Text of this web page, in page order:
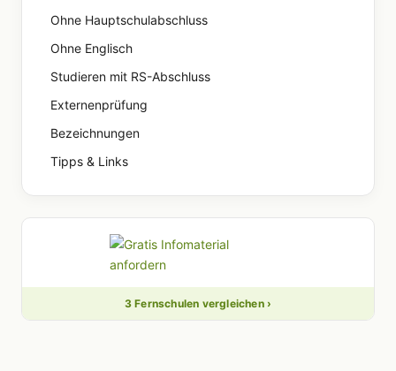
Ohne Hauptschulabschluss
Ohne Englisch
Studieren mit RS-Abschluss
Externenprüfung
Bezeichnungen
Tipps & Links
3 Fernschulen vergleichen ›